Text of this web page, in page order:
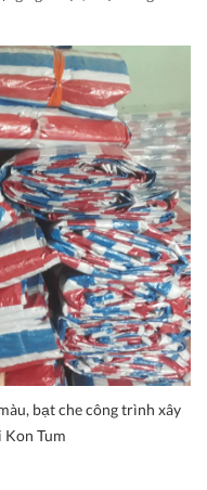
bạt che công trình xây
Tum